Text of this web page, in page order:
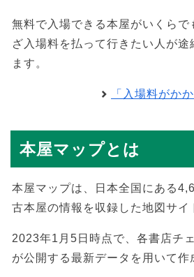
無料で入場できる本屋がいくらで
ざ入場料を払って行きたい人が途
ます。
「入場料がか
本屋マップとは
本屋マップは、日本全国にある
古本屋の情報を収録した地図サイ
2023年1月5日時点で、各書店チ
が公開する最新データを用いて作